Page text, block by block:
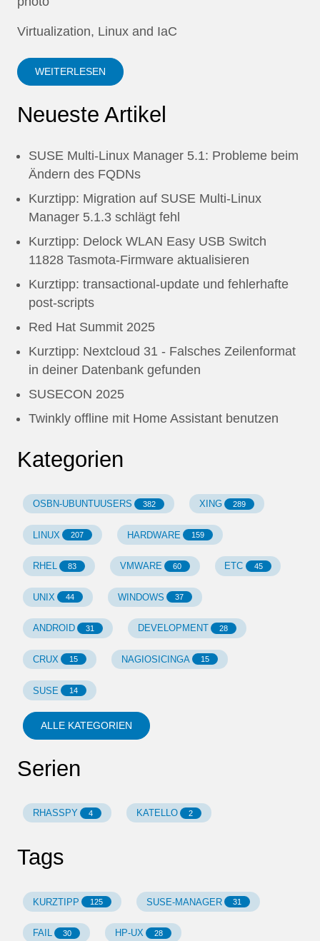
Virtualization, Linux and IaC
WEITERLESEN
Neueste Artikel
SUSE Multi-Linux Manager 5.1: Probleme beim
Ändern des FQDNs
Kurztipp: Migration auf SUSE Multi-Linux
Manager 5.1.3 schlägt fehl
Kurztipp: Delock WLAN Easy USB Switch
11828 Tasmota-Firmware aktualisieren
Kurztipp: transactional-update und fehlerhafte
post-scripts
Red Hat Summit 2025
Kurztipp: Nextcloud 31 - Falsches Zeilenformat
in deiner Datenbank gefunden
SUSECON 2025
Twinkly offline mit Home Assistant benutzen
Kategorien
OSBN-UBUNTUUSERS 382 XING 289
LINUX 207 HARDWARE 159
RHEL 83 VMWARE 60 ETC 45
UNIX 44 WINDOWS 37
ANDROID 31 DEVELOPMENT 28
CRUX 15 NAGIOSICINGA 15
SUSE 14
ALLE KATEGORIEN
Serien
RHASSPY 4 KATELLO 2
Tags
KURZTIPP 125 SUSE-MANAGER 31
FAIL 30 HP-UX 28